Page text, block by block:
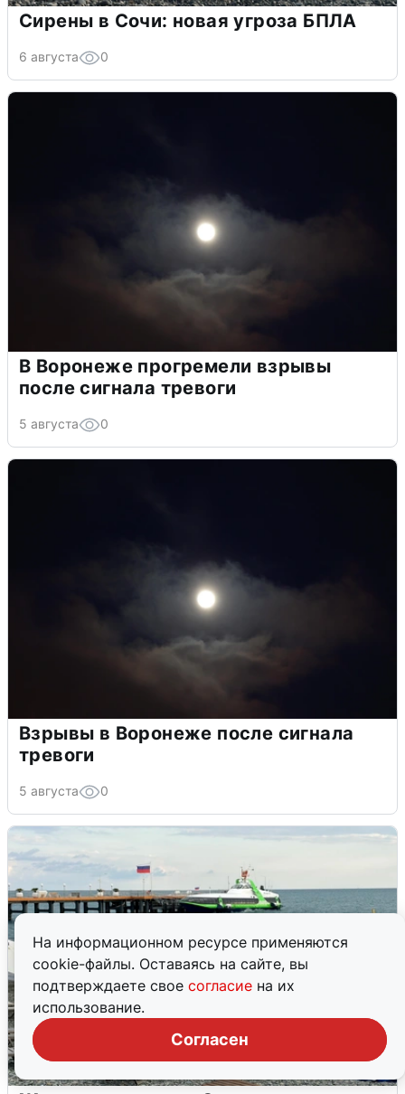
На информационном ресурсе применяются
cookie-файлы. Оставаясь на сайте, вы
подтверждаете свое согласие на их
использование.
Согласен
Сирены в Сочи: новая угроза БПЛА
6 августа 0
В Воронеже прогремели взрывы
после сигнала тревоги
5 августа 0
Взрывы в Воронеже после сигнала
тревоги
5 августа 0